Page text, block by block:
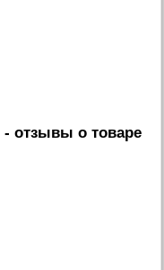
- отзывы о товаре